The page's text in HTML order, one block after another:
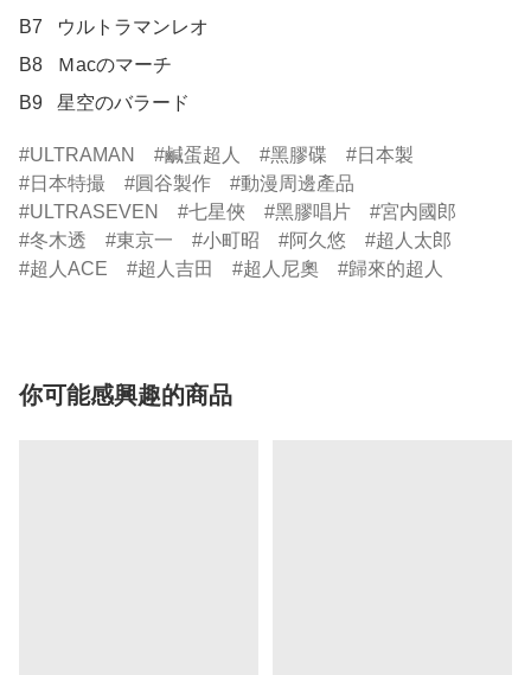
B7	ウルトラマンレオ
B8	Ｍacのマーチ
B9	星空のバラード
ULTRAMAN 鹹蛋超人 黑膠碟
日本製
日本特撮
圓谷製作
動漫周邊產品
ULTRASEVEN
七星俠 黑膠唱片
宮内國郎
冬木透
東京一 小町昭 阿久悠
超人太郎
超人ACE
超人吉田 超人尼奧 歸來的超人
你可能感興趣的商品